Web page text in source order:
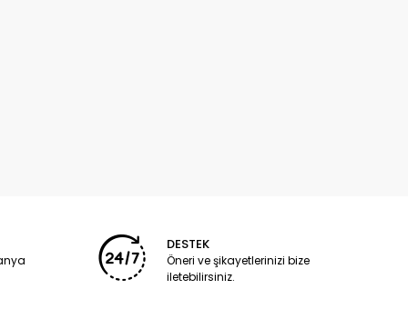
DESTEK
Öneri ve şikayetlerinizi bize
iletebilirsiniz.